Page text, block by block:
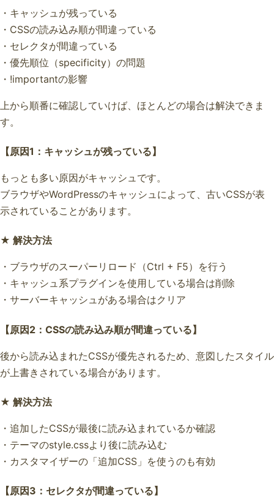
・キャッシュが残っている
・CSSの読み込み順が間違っている
・セレクタが間違っている
・優先順位（specificity）の問題
・!importantの影響
上から順番に確認していけば、ほとんどの場合は解決できま
す。
【原因1：キャッシュが残っている】
もっとも多い原因がキャッシュです。
ブラウザやWordPressのキャッシュによって、古いCSSが表
示されていることがあります。
★ 解決方法
・ブラウザのスーパーリロード（Ctrl + F5）を行う
・キャッシュ系プラグインを使用している場合は削除
・サーバーキャッシュがある場合はクリア
【原因2：CSSの読み込み順が間違っている】
後から読み込まれたCSSが優先されるため、意図したスタイル
が上書きされている場合があります。
★ 解決方法
・追加したCSSが最後に読み込まれているか確認
・テーマのstyle.cssより後に読み込む
・カスタマイザーの「追加CSS」を使うのも有効
【原因3：セレクタが間違っている】